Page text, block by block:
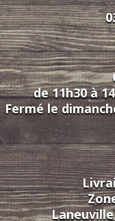
de 11h30 à
Fermé le